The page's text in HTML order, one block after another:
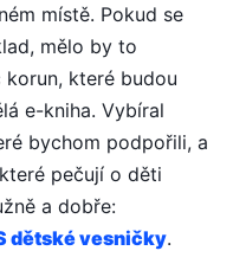
místě. Pokud se
mělo by to
které budou
e-kniha. Vybíral
bychom podpořili, a
pečují o děti
a dobře:
dětské vesničky.